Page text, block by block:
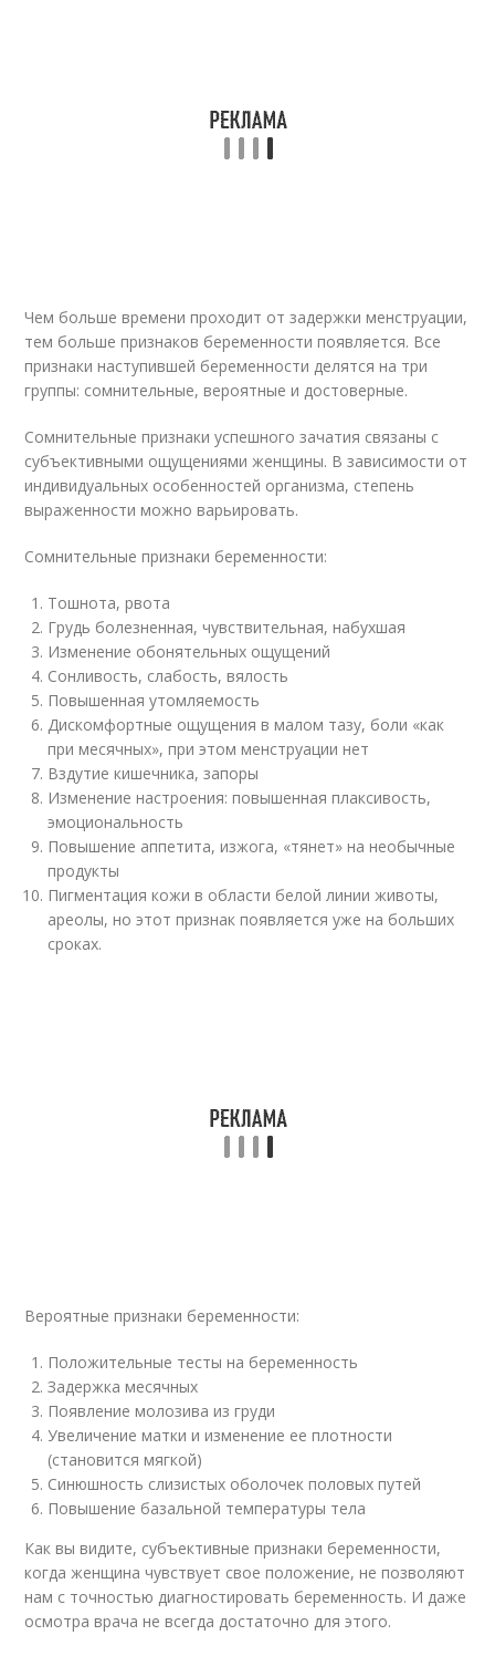
Чем больше времени проходит от задержки менструации,
тем больше признаков беременности появляется. Все
признаки наступившей беременности делятся на три
группы: сомнительные, вероятные и достоверные.
Сомнительные признаки успешного зачатия связаны с
субъективными ощущениями женщины. В зависимости от
индивидуальных особенностей организма, степень
выраженности можно варьировать.
Сомнительные признаки беременности:
Тошнота, рвота
Грудь болезненная, чувствительная, набухшая
Изменение обонятельных ощущений
Сонливость, слабость, вялость
Повышенная утомляемость
Дискомфортные ощущения в малом тазу, боли «как
при месячных», при этом менструации нет
Вздутие кишечника, запоры
Изменение настроения: повышенная плаксивость,
эмоциональность
Повышение аппетита, изжога, «тянет» на необычные
продукты
Пигментация кожи в области белой линии животы,
ареолы, но этот признак появляется уже на больших
сроках.
Вероятные признаки беременности:
Положительные тесты на беременность
Задержка месячных
Появление молозива из груди
Увеличение матки и изменение ее плотности
(становится мягкой)
Синюшность слизистых оболочек половых путей
Повышение базальной температуры тела
Как вы видите, субъективные признаки беременности,
когда женщина чувствует свое положение, не позволяют
нам с точностью диагностировать беременность. И даже
осмотра врача не всегда достаточно для этого.